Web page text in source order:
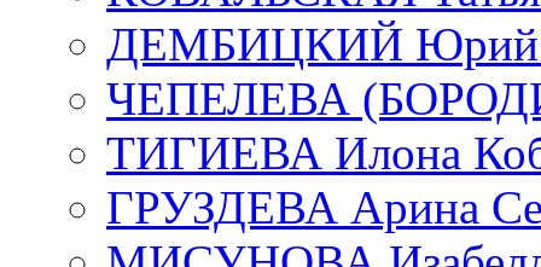
ДЕМБИЦКИЙ Юрий
ЧЕПЕЛЕВА
ТИГИЕВА Илона
ГРУЗДЕВА Арина